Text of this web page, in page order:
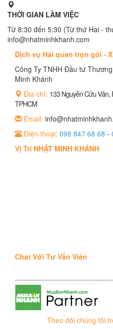
THỜI GIAN LÀM VIỆC
Từ 8:30 đến 5:30 (Từ thứ Hai -
info@nhatminhkhanh.com
Dịch vụ Hải quan trọn gói -
Công Ty TNHH Đầu tư
Minh Khánh
Địa chỉ: 133 Nguyễn Cửu
TPHCM
Email:
Điện thoại: 098 847 68 68 -
Vị Trí NHẬT MINH KHÁNH
Chat Với Tư Vấn Viên
Theo dõi chúng tôi